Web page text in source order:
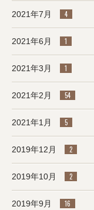
2021年7月 4
2021年6月 1
2021年3月 1
2021年2月 54
2021年1月 5
2019年12月 2
2019年10月 2
2019年9月 16